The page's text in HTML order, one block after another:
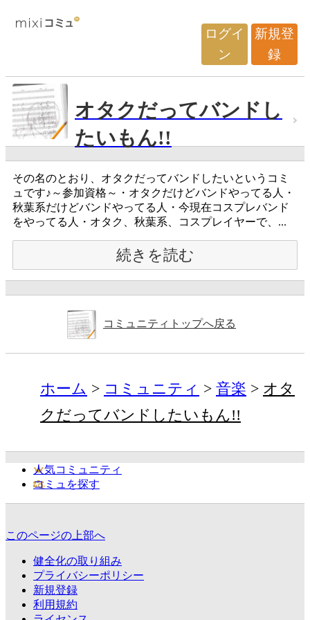
ログイ
ン
新規登
録
オタクだってバンドし
たいもん!!
その名のとおり、オタクだってバンドしたいというコミ
ュです♪～参加資格～・オタクだけどバンドやってる人・
秋葉系だけどバンドやってる人・今現在コスプレバンド
をやってる人・オタク、秋葉系、コスプレイヤーで、...
続きを読む
コミュニティトップへ戻る
ホーム コミュニティ 音楽
オタ
クだってバンドしたいもん!!
人気コミュニティ
コミュを探す
このページの上部へ
健全化の取り組み
プライバシーポリシー
新規登録
利用規約